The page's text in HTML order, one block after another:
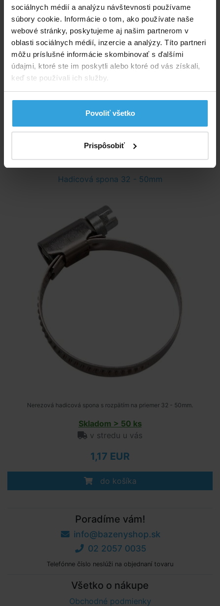
sociálnych médií a analýzu návštevnosti používame
súbory cookie. Informácie o tom, ako používate naše
webové stránky, poskytujeme aj našim partnerom v
oblasti sociálnych médií, inzercie a analýzy. Títo partneri
môžu príslušné informácie skombinovať s ďalšími
údajmi, ktoré ste im poskytli alebo ktoré od vás získali,
keď ste používali ich služby.
Povoliť všetko
Prispôsobiť
Nerezová hadicová spona s rozpätím na priemer 25 - 40mm.
v stredu u vás
1,04 EUR
Hadicová spona 32 - 50mm
Nerezová hadicová spona s rozpätím na priemer 32 - 50mm.
Skladom > 50 ks
v stredu u vás
1,17 EUR
do košíka
Poradíme vám!
info@bazenyshop.sk
02 2057 0035
Telefónne číslo neslúži na objednaní tovaru
Všetko o nákupe
Obchodné podmienky